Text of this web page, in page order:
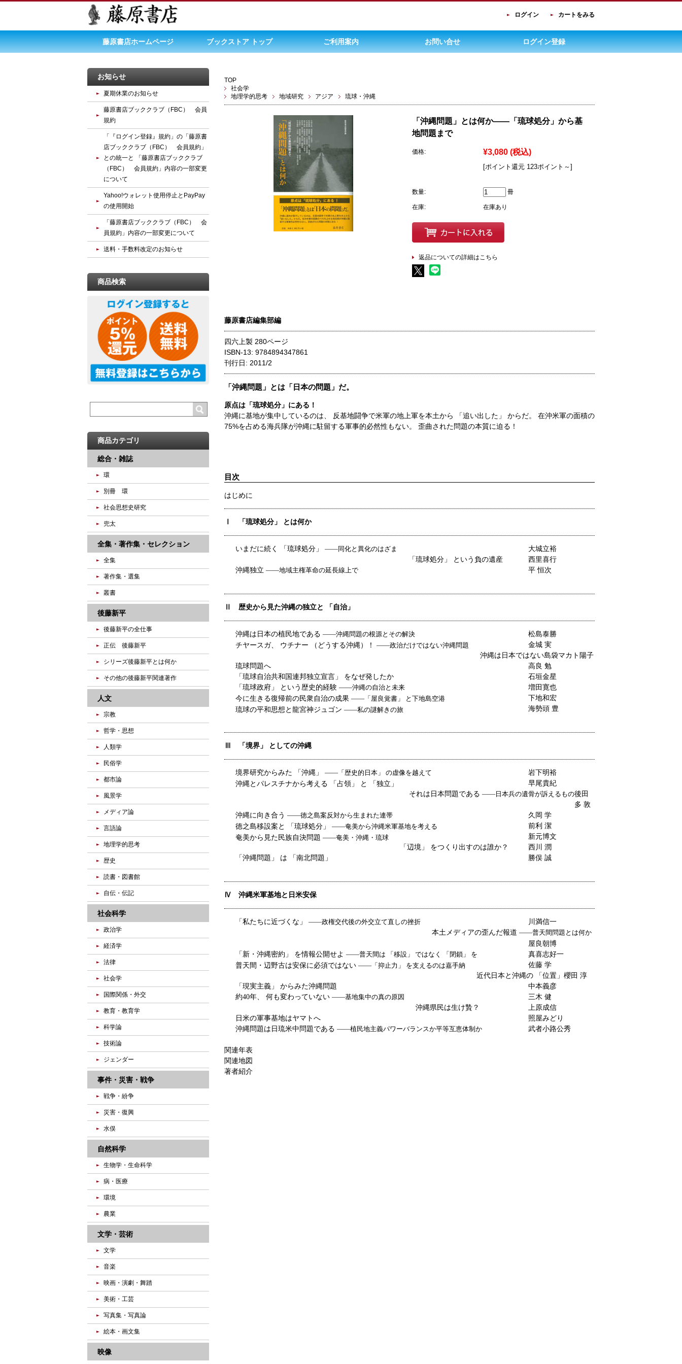
ログイン カートをみる
藤原書店ホームページ ブックストア トップ ご利用案内 お問い合せ ログイン登録
TOP
社会学
地理学的思考
地域研究 アジア 琉球・沖縄
「沖縄問題」とは何か――「琉球処分」から基
地問題まで
価格: ¥3,080 (税込)
[ポイント還元 123ポイント～]
数量: 冊
在庫: 在庫あり
返品についての詳細はこちら
藤原書店編集部編
四六上製 280ページ
ISBN-13: 9784894347861
刊行日: 2011/2
「沖縄問題」とは「日本の問題」だ。
原点は「琉球処分」にある！
沖縄に基地が集中しているのは、 反基地闘争で米軍の地上軍を本土から 「追い出した」 からだ。 在沖米軍の面積の
75%を占める海兵隊が沖縄に駐留する軍事的必然性もない。 歪曲された問題の本質に迫る！
目次
はじめに
Ⅰ 「琉球処分」 とは何か
いまだに続く 「琉球処分」 ――同化と異化のはざま
大城立裕
「琉球処分」 という負の遺産
西里喜行
沖縄独立 ――地域主権革命の延長線上で 平 恒次
Ⅱ 歴史から見た沖縄の独立と 「自治」
沖縄は日本の植民地である ――沖縄問題の根源とその解決
松島泰勝
チヤースガ、 ウチナー （どうする沖縄）！ ――政治だけではない沖縄問題
金城 実
沖縄は日本ではない島袋マカト陽子
琉球問題へ
高良 勉
「琉球自治共和国連邦独立宣言」 をなぜ発したか
石垣金星
「琉球政府」 という歴史的経験 ――沖縄の自治と未来
増田寛也
今に生きる復帰前の民衆自治の成果 ――「屋良覚書」 と下地島空港
下地和宏
琉球の平和思想と龍宮神ジュゴン ――私の謎解きの旅 海勢頭 豊
Ⅲ 「境界」 としての沖縄
境界研究からみた 「沖縄」 ――「歴史的日本」 の虚像を越えて
岩下明裕
沖縄とパレスチナから考える 「占領」 と 「独立」
早尾貴紀
それは日本問題である ――日本兵の遺骨が訴えるもの後田
多 敦
沖縄に向き合う ――徳之島案反対から生まれた連帯
久岡 学
徳之島移設案と 「琉球処分」 ――奄美から沖縄米軍基地を考える
前利 潔
奄美から見た民族自決問題 ――奄美・沖縄・琉球
新元博文
「辺境」 をつくり出すのは誰か？
西川 潤
「沖縄問題」 は 「南北問題」
勝俣 誠
Ⅳ 沖縄米軍基地と日米安保
「私たちに近づくな」 ――政権交代後の外交立て直しの挫折
川満信一
本土メディアの歪んだ報道 ――普天間問題とは何か
屋良朝博
「新・沖縄密約」 を情報公開せよ ――普天間は 「移設」 ではなく 「閉鎖」 を
真喜志好一
普天間・辺野古は安保に必須ではない ――「抑止力」 を支えるのは嘉手納
佐藤 学
近代日本と沖縄の 「位置」 櫻田 淳
「現実主義」 からみた沖縄問題
中本義彦
約40年、 何も変わっていない ――基地集中の真の原因
三木 健
沖縄県民は生け贄？
上原成信
日米の軍事基地はヤマトへ
照屋みどり
沖縄問題は日琉米中問題である ――植民地主義パワーバランスか平等互恵体制か 武者小路公秀
関連年表
関連地図
著者紹介
お知らせ
夏期休業のお知らせ
藤原書店ブッククラブ（FBC） 会員
規約
「『ログイン登録』規約」の「藤原書
店ブッククラブ（FBC） 会員規約」
との統一と 「藤原書店ブッククラブ
（FBC） 会員規約」内容の一部変更
について
Yahoo!ウォレット使用停止とPayPay
の使用開始
「藤原書店ブッククラブ（FBC） 会
員規約」内容の一部変更について
送料・手数料改定のお知らせ
商品検索
商品カテゴリ
総合・雑誌
環
別冊 環
社会思想史研究
兜太
全集・著作集・セレクション
全集
著作集・選集
叢書
後藤新平
後藤新平の全仕事
正伝 後藤新平
シリーズ後藤新平とは何か
その他の後藤新平関連著作
人文
宗教
哲学・思想
人類学
民俗学
都市論
風景学
メディア論
言語論
地理学的思考
歴史
読書・図書館
自伝・伝記
社会科学
政治学
経済学
法律
社会学
国際関係・外交
教育・教育学
科学論
技術論
ジェンダー
事件・災害・戦争
戦争・紛争
災害・復興
水俣
自然科学
生物学・生命科学
病・医療
環境
農業
文学・芸術
文学
音楽
映画・演劇・舞踏
美術・工芸
写真集・写真論
絵本・画文集
映像